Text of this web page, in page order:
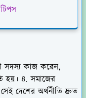
সদস্য কাজ করেন,
হয়। ৪. সমাজের
দেশের অর্থনীতি দ্রুত